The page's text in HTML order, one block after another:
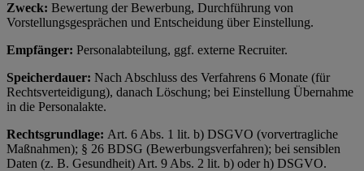
Zweck: Bewertung der Bewerbung, Durchführung von
Vorstellungsgesprächen und Entscheidung über Einstellung.
Empfänger: Personalabteilung, ggf. externe Recruiter.
Speicherdauer: Nach Abschluss des Verfahrens 6 Monate (für
Rechtsverteidigung), danach Löschung; bei Einstellung Übernahme
in die Personalakte.
Rechtsgrundlage: Art. 6 Abs. 1 lit. b) DSGVO (vorvertragliche
Maßnahmen); § 26 BDSG (Bewerbungsverfahren); bei sensiblen
Daten (z. B. Gesundheit) Art. 9 Abs. 2 lit. b) oder h) DSGVO.